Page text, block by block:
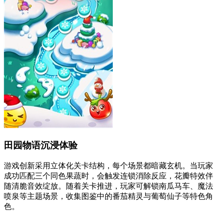
田园物语沉浸体验
游戏创新采用立体化关卡结构，每个场景都暗藏玄机。当玩家
成功匹配三个同色果蔬时，会触发连锁消除反应，花瓣特效伴
随清脆音效绽放。随着关卡推进，玩家可解锁南瓜马车、魔法
喷泉等主题场景，收集图鉴中的番茄精灵与葡萄仙子等特色角
色。